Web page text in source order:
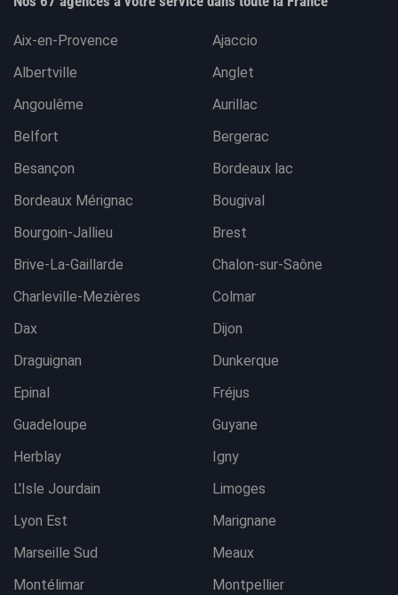
Aix-en-Provence
Ajaccio
Albertville
Anglet
Angoulême
Aurillac
Belfort
Bergerac
Besançon
Bordeaux lac
Bordeaux Mérignac
Bougival
Bourgoin-Jallieu
Brest
Brive-La-Gaillarde
Chalon-sur-Saône
Charleville-Mezières
Colmar
Dax
Dijon
Draguignan
Dunkerque
Epinal
Fréjus
Guadeloupe
Guyane
Herblay
Igny
L'Isle Jourdain
Limoges
Lyon Est
Marignane
Marseille Sud
Meaux
Montélimar
Montpellier